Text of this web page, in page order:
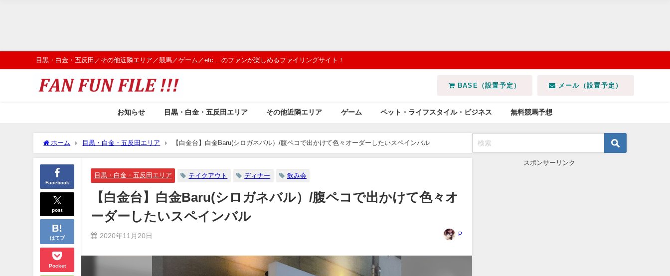
目黒・白金・五反田／その他近隣エリア／競馬／ゲーム／etc… のファンが楽しめるファイリングサイト！
BASE（設置予定） メール（設置予定）
お知らせ 目黒・白金・五反田エリア その他近隣エリア ゲーム ペット・ライフスタイル・ビジネス 無料競馬予想
ホーム 目黒・白金・五反田エリア 【白金台】白金Baru(シロガネバル）/腹ペコで出かけて色々オーダーしたいスペインバル
Facebook
post
はてブ
Pocket
目黒・白金・五反田エリア テイクアウト ディナー 飲み会
【白金台】白金Baru(シロガネバル）/腹ペコで出かけて色々オ
ーダーしたいスペインバル
2020年11月20日 P
スポンサーリンク